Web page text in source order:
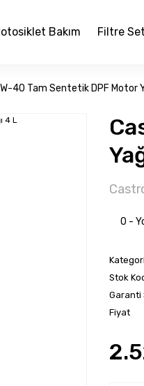
Bakım Filtre
40 Tam Sentetik DPF Motor
0 -
Kategori
Stok
Garanti
Fiyat